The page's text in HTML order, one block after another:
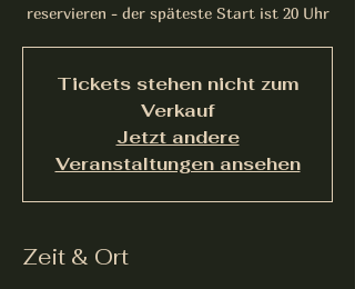
reservieren - der späteste Start ist 20 Uhr
Tickets stehen nicht zum
Verkauf
Jetzt andere
Veranstaltungen ansehen
Zeit & Ort